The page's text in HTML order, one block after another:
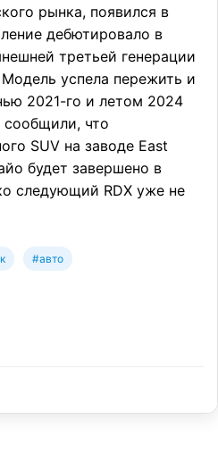
рынка, появился в
дебютировало в
третьей генерации
успела пережить и
2021-го и летом 2024
сообщили, что
SUV на заводе East
будет завершено в
следующий RDX уже не
#авто